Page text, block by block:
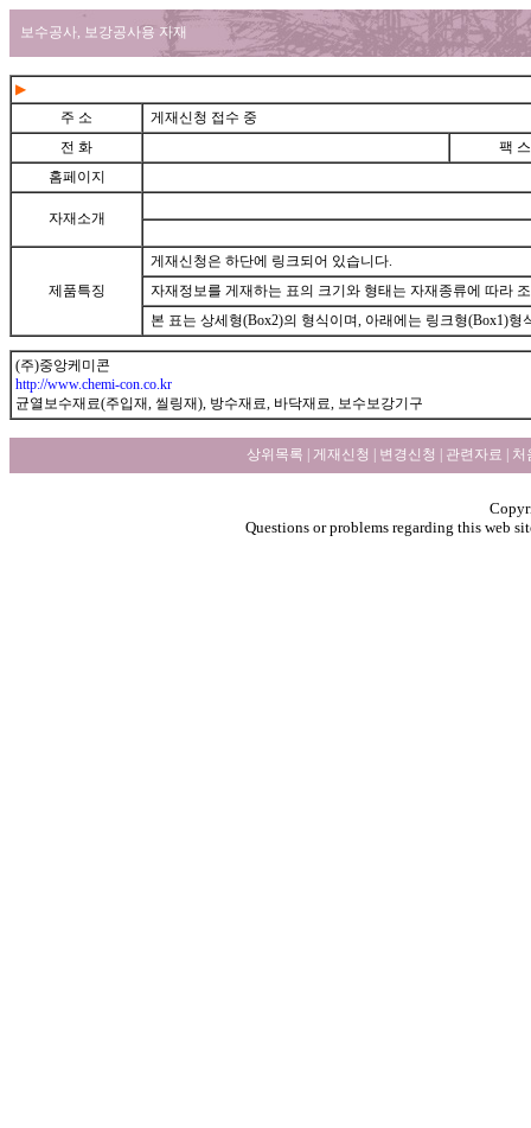
보수공사, 보강공사용 자재
▶
주 소
게재신청 접수 중
전 화
팩 스
홈페이지
자재소개
제품특징
게재신청은 하단에 링크되어 있습니다.
자재정보를 게재하는 표의 크기와 형태는 자재종류에 따라
본 표는 상세형(Box2)의 형식이며, 아래에는 링크형(Box1)형
(주)중앙케미콘
http://www.chemi-con.co.kr
균열보수재료(주입재, 씰링재), 방수재료, 바닥재료, 보수보강기구
상위목록 게재신청 변경신청 관련자료 처
Questions or problems regarding this web